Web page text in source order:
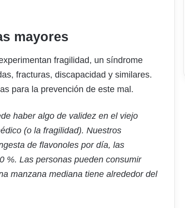
mayores
fragilidad, un síndrome
fracturas, discapacidad y similares.
para la prevención de este mal.
haber algo de validez en el viejo
(o la fragilidad). Nuestros
de flavonoles por día, las
%. Las personas pueden consumir
manzana mediana tiene alrededor del